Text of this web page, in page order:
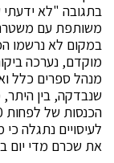
בתגובה "לא ידעתי
משותפת עם
במקום לא נרשמו
מוקדם, נערכה
מנהל ספרים כלל
שנבדקה, בין
לעיסויים נתגלה
את שכרם מדי יום